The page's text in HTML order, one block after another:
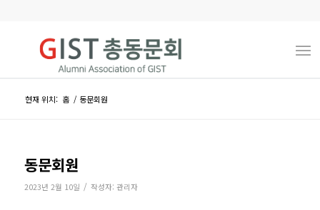
현재 위치: 홈 / 동문회원
동문회원
2023년 2월 10일 / 작성자: 관리자